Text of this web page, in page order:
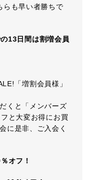
らも早い者勝ちで
13日間は割増会員
「増割会員様」
くと「メンバーズ
と大変お得にお買
に是非、ご入会く
オフ！